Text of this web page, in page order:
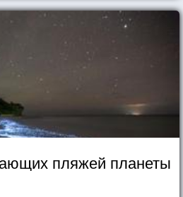
пляжей планеты